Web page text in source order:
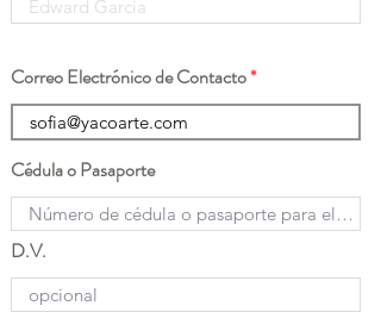
Correo Electrónico de Contacto
Cédula o Pasaporte
D.V.